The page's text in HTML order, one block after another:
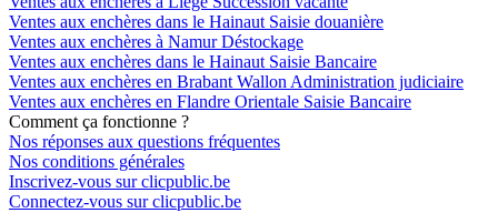
Ventes aux enchères dans le Hainaut Saisie douanière
Ventes aux enchères à Namur Déstockage
Ventes aux enchères dans le Hainaut Saisie Bancaire
Ventes aux enchères en Brabant Wallon Administration judiciaire
Ventes aux enchères en Flandre Orientale Saisie Bancaire
Comment ça fonctionne ?
Nos réponses aux questions fréquentes
Nos conditions générales
Inscrivez-vous sur clicpublic.be
Connectez-vous sur clicpublic.be